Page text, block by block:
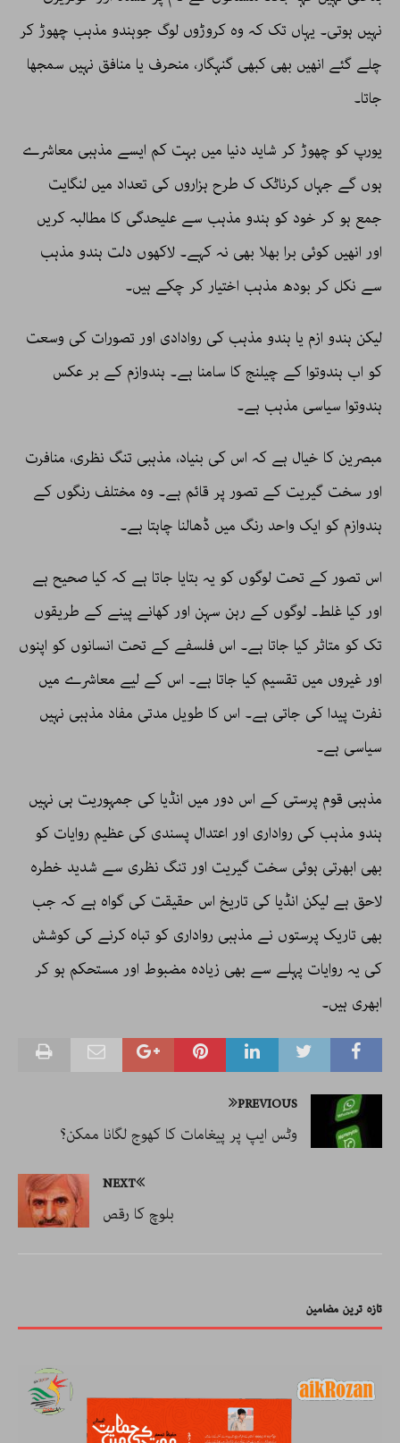
نہیں ہوتی۔ یہاں تک کہ وہ کروڑوں لوگ جوہندو مذہب چھوڑ کر
چلے گئے انھیں بھی کبھی گنہگار، منحرف یا منافق نہیں سمجھا
جاتا۔
یورپ کو چھوڑ کر شاید دنیا میں بہت کم ایسے مذہبی معاشرے
ہوں گے جہاں کرناٹک ک طرح ہزاروں کی تعداد میں لنگایت
جمع ہو کر خود کو ہندو مذہب سے علیحدگی کا مطالبہ کریں
اور انھیں کوئی برا بھلا بھی نہ کہے۔ لاکھوں دلت ہندو مذہب
سے نکل کر بودھ مذہب اختیار کر چکے ہیں۔
لیکن ہندو ازم یا ہندو مذہب کی روادادی اور تصورات کی وسعت
کو اب ہندوتوا کے چیلنج کا سامنا ہے۔ ہندوازم کے بر عکس
ہندوتوا سیاسی مذہب ہے۔
مبصرین کا خیال ہے کہ اس کی بنیاد، مذہبی تنگ نظری، منافرت
اور سخت گیریت کے تصور پر قائم ہے۔ وہ مختلف رنگوں کے
ہندوازم کو ایک واحد رنگ میں ڈھالنا چاہتا ہے۔
اس تصور کے تحت لوگوں کو یہ بتایا جاتا ہے کہ کیا صحیح ہے
اور کیا غلط۔ لوگوں کے رہن سہن اور کھانے پینے کے طریقوں
تک کو متاثر کیا جاتا ہے۔ اس فلسفے کے تحت انسانوں کو اپنوں
اور غیروں میں تقسیم کیا جاتا ہے۔ اس کے لیے معاشرے میں
نفرت پیدا کی جاتی ہے۔ اس کا طویل مدتی مفاد مذہبی نہیں
سیاسی ہے۔
مذہبی قوم پرستی کے اس دور میں انڈیا کی جمہوریت ہی نہیں
ہندو مذہب کی رواداری اور اعتدال پسندی کی عظیم روایات کو
بھی ابھرتی ہوئی سخت گیریت اور تنگ نظری سے شدید خطرہ
لاحق ہے لیکن انڈیا کی تاریخ اس حقیقت کی گواہ ہے کہ جب
بھی تاریک پرستوں نے مذہبی رواداری کو تباہ کرنے کی کوشش
کی یہ روایات پہلے سے بھی زیادہ مضبوط اور مستحکم ہو کر
ابھری ہیں۔
PREVIOUS
وٹس ایپ پر پیغامات کا کھوج لگانا ممکن؟
NEXT
بلوچ کا رقص
تازہ ترین مضامین